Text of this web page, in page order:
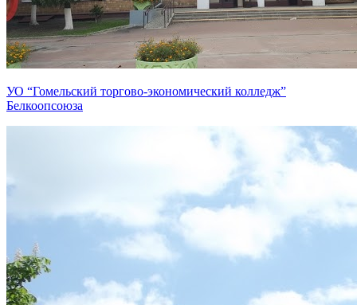
УО “Гомельский торгово-экономический колледж”
Белкоопсоюза